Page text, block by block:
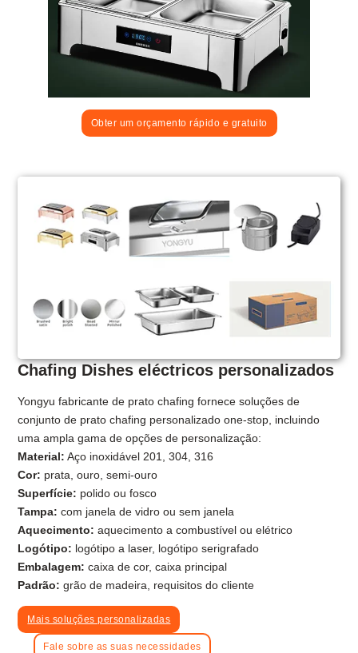
Obter um orçamento rápido e gratuito
Chafing Dishes eléctricos personalizados
Yongyu fabricante de prato chafing fornece soluções de
conjunto de prato chafing personalizado one-stop, incluindo
uma ampla gama de opções de personalização:
Material: Aço inoxidável 201, 304, 316
Cor: prata, ouro, semi-ouro
Superfície: polido ou fosco
Tampa: com janela de vidro ou sem janela
Aquecimento: aquecimento a combustível ou elétrico
Logótipo: logótipo a laser, logótipo serigrafado
Embalagem: caixa de cor, caixa principal
Padrão: grão de madeira, requisitos do cliente
Mais soluções personalizadas
Fale sobre as suas necessidades